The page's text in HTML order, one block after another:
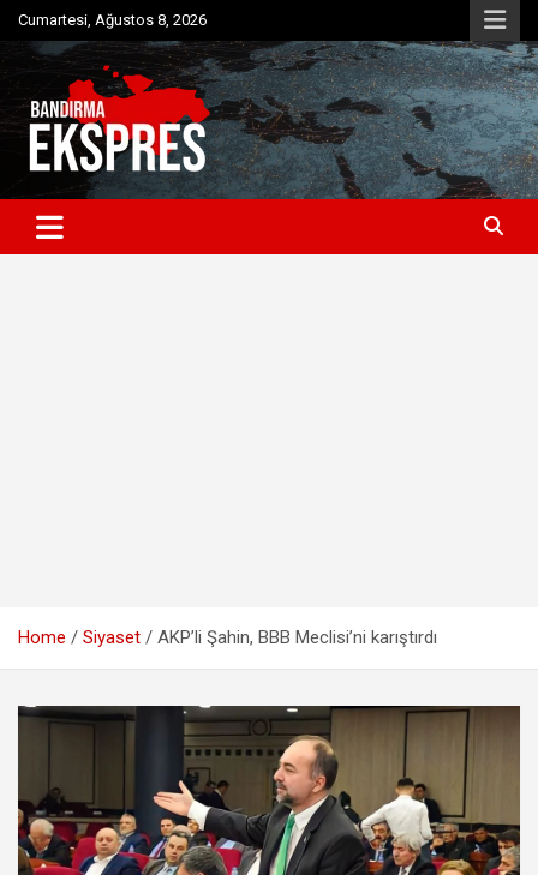
Skip
to
content
Cumartesi, Ağustos 8, 2026
Bandırma Ekspres
Bandırma'dan güncel haberler
Home Siyaset AKP’li Şahin, BBB Meclisi’ni karıştırdı